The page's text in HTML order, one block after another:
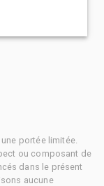
portée limitée.
ou composant de
dans le présent
aucune